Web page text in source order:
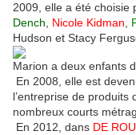
2009, elle a été choisie
Dench
Nicole Kidman
Hudson et Stacy
Marion a deux enfants
En 2008, elle est
l’entreprise de produits
nombreux courts
En 2012, dans DE